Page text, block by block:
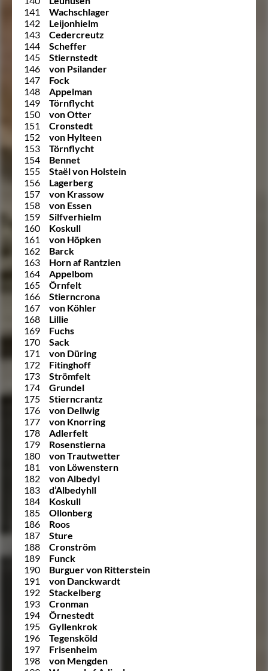
141
Wachschlager
142
Leijonhielm
143
Cedercreutz
144
Scheffer
145
Stiernstedt
146
von Psilander
147
Fock
148
Appelman
149
Törnflycht
150
von Otter
151
Cronstedt
152
von Hylteen
153
Törnflycht
154
Bennet
155
Staël von Holstein
156
Lagerberg
157
von Krassow
158
von Essen
159
Silfverhielm
160
Koskull
161
von Höpken
162
Barck
163
Horn af Rantzien
164
Appelbom
165
Örnfelt
166
Stierncrona
167
von Köhler
168
Lillie
169
Fuchs
170
Sack
171
von Düring
172
Fitinghoff
173
Strömfelt
174
Grundel
175
Stierncrantz
176
von Dellwig
177
von Knorring
178
Adlerfelt
179
Rosenstierna
180
von Trautwetter
181
von Löwenstern
182
von Albedyl
183
d’Albedyhll
184
Koskull
185
Ollonberg
186
Roos
187
Sture
188
Cronström
189
Funck
190
Burguer von Ritterstein
191
von Danckwardt
192
Stackelberg
193
Cronman
194
Örnestedt
195
Gyllenkrok
196
Tegensköld
197
Frisenheim
198
von Mengden